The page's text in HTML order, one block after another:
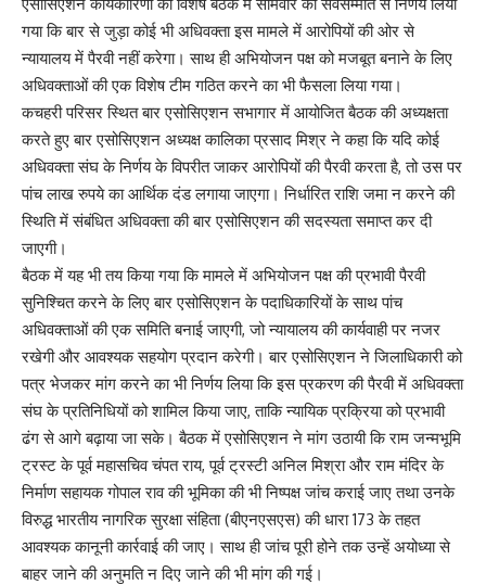
गया कि बार से जुड़ा कोई भी अधिवक्ता इस मामले में आरोपियों की ओर से
न्यायालय में पैरवी नहीं करेगा। साथ ही अभियोजन पक्ष को मजबूत बनाने के लिए
अधिवक्ताओं की एक विशेष टीम गठित करने का भी फैसला लिया गया।
कचहरी परिसर स्थित बार एसोसिएशन सभागार में आयोजित बैठक की अध्यक्षता
करते हुए बार एसोसिएशन अध्यक्ष कालिका प्रसाद मिश्र ने कहा कि यदि कोई
अधिवक्ता संघ के निर्णय के विपरीत जाकर आरोपियों की पैरवी करता है, तो उस पर
पांच लाख रुपये का आर्थिक दंड लगाया जाएगा। निर्धारित राशि जमा न करने की
स्थिति में संबंधित अधिवक्ता की बार एसोसिएशन की सदस्यता समाप्त कर दी
जाएगी।
बैठक में यह भी तय किया गया कि मामले में अभियोजन पक्ष की प्रभावी पैरवी
सुनिश्चित करने के लिए बार एसोसिएशन के पदाधिकारियों के साथ पांच
अधिवक्ताओं की एक समिति बनाई जाएगी, जो न्यायालय की कार्यवाही पर नजर
रखेगी और आवश्यक सहयोग प्रदान करेगी। बार एसोसिएशन ने जिलाधिकारी को
पत्र भेजकर मांग करने का भी निर्णय लिया कि इस प्रकरण की पैरवी में अधिवक्ता
संघ के प्रतिनिधियों को शामिल किया जाए, ताकि न्यायिक प्रक्रिया को प्रभावी
ढंग से आगे बढ़ाया जा सके। बैठक में एसोसिएशन ने मांग उठायी कि राम जन्मभूमि
ट्रस्ट के पूर्व महासचिव चंपत राय, पूर्व ट्रस्टी अनिल मिश्रा और राम मंदिर के
निर्माण सहायक गोपाल राव की भूमिका की भी निष्पक्ष जांच कराई जाए तथा उनके
विरुद्ध भारतीय नागरिक सुरक्षा संहिता (बीएनएसएस) की धारा 173 के तहत
आवश्यक कानूनी कार्रवाई की जाए। साथ ही जांच पूरी होने तक उन्हें अयोध्या से
बाहर जाने की अनुमति न दिए जाने की भी मांग की गई।